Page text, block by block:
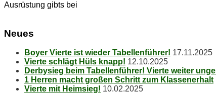
Ausrüstung gibts bei
Neu­es
Boy­er Vier­te ist wie­der Tabellenführer! 17.11.2025
Vier­te schlägt Hüls knapp! 12.10.2025
Der­by­sieg beim Ta­bel­len­füh­rer! Vier­te wei­ter
1 Her­ren macht gro­ßen Schritt zum Klassenerhalt
Vier­te mit Heimsieg! 10.02.2025